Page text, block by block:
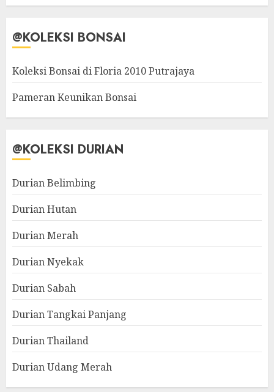
@KOLEKSI BONSAI
Koleksi Bonsai di Floria 2010 Putrajaya
Pameran Keunikan Bonsai
@KOLEKSI DURIAN
Durian Belimbing
Durian Hutan
Durian Merah
Durian Nyekak
Durian Sabah
Durian Tangkai Panjang
Durian Thailand
Durian Udang Merah